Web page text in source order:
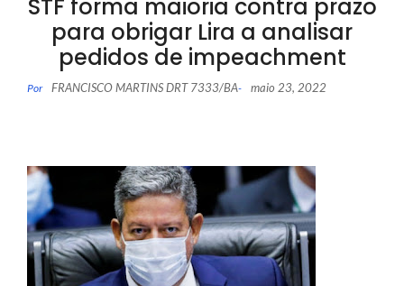
STF forma maioria contra prazo
para obrigar Lira a analisar
pedidos de impeachment
Por FRANCISCO MARTINS DRT 7333/BA- maio 23, 2022